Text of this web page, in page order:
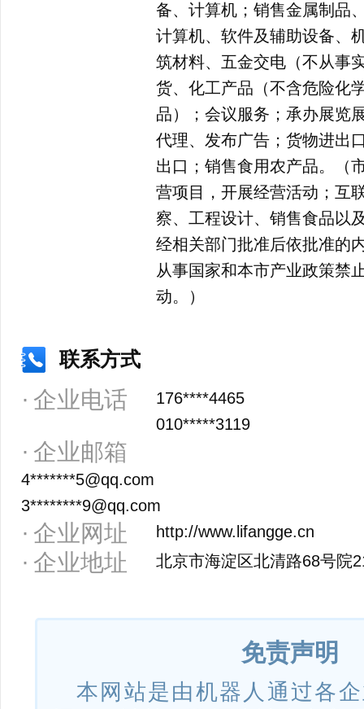
备、计算机；销售金属制品
计算机、软件及辅助设备、
筑材料、五金交电（不从事
货、化工产品（不含危险化
品）；会议服务；承办展览
代理、发布广告；货物进出
出口；销售食用农产品。（
营项目，开展经营活动；互
察、工程设计、销售食品以
经相关部门批准后依批准的
从事国家和本市产业政策禁
动。）
联系方式
企业电话
176****4465
010*****3119
企业邮箱
4*******5@qq.com
3********9@qq.com
企业网址 http://www.lifangge.cn
企业地址 北京市海淀区北清路68号院
免责声明
本网站是由机器人通过各